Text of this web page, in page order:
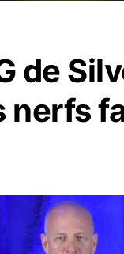
de
nerfs